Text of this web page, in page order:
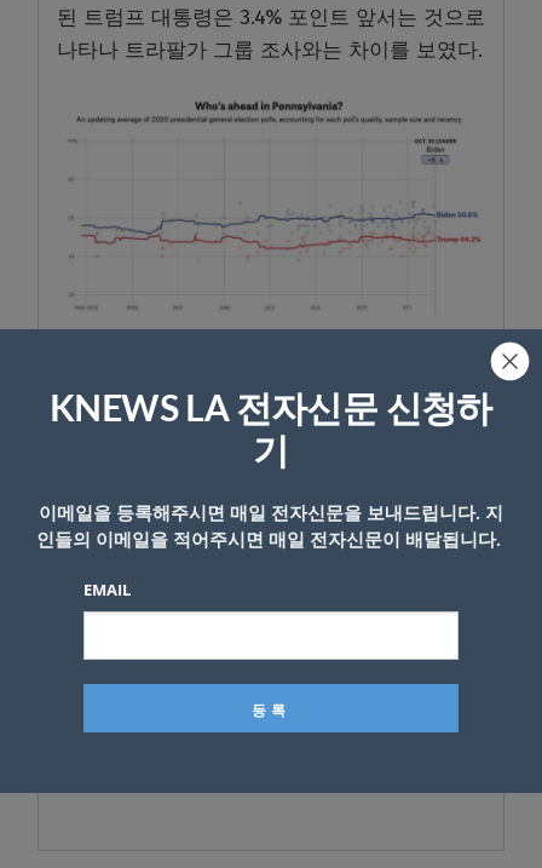
된 트럼프 대통령은 3.4% 포인트 앞서는 것으로
나타나 트라팔가 그룹 조사와는 차이를 보였다.
트럼프 44.2%로 바이든 후보가 6.4%의 리드를
유지하고 있는 것으로 조사됐다.
관련기사트럼프 vs. 바이든 지지율 격차 최대
https://www.youtube.com/watch?
- Copyright © KNEWSLA.COM, 무단 전재 및 재배포 금지
KNEWS LA 전자신문 신청하
기
이메일을 등록해주시면 매일 전자신문을 보내드립니다. 지
인들의 이메일을 적어주시면 매일 전자신문이 배달됩니다.
EMAIL